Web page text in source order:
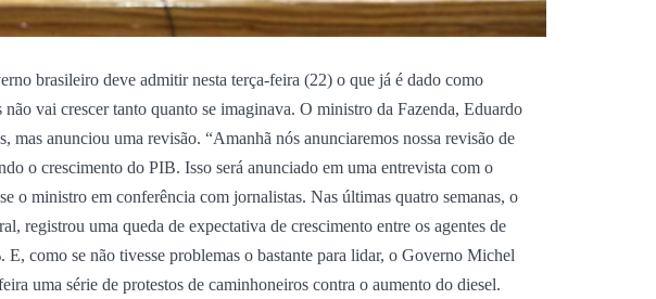
brasileiro deve admitir nesta terça-feira (22) o que já é dado como
vai crescer tanto quanto se imaginava. O ministro da Fazenda, Eduardo
mas anunciou uma revisão. “Amanhã nós anunciaremos nossa revisão de
o crescimento do PIB. Isso será anunciado em uma entrevista com o
o ministro em conferência com jornalistas. Nas últimas quatro semanas, o
registrou uma queda de expectativa de crescimento entre os agentes de
E, como se não tivesse problemas o bastante para lidar, o Governo Michel
uma série de protestos de caminhoneiros contra o aumento do diesel.